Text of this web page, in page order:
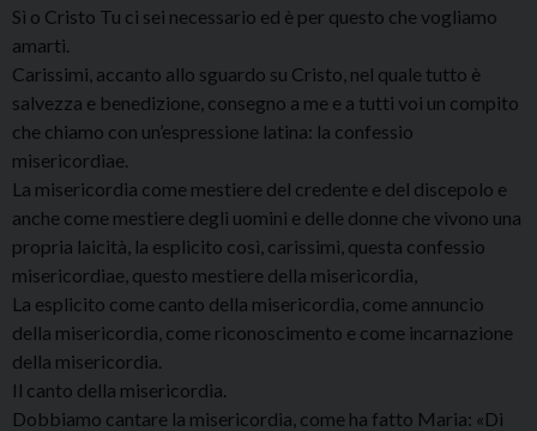
Sì o Cristo Tu ci sei necessario ed è per questo che vogliamo
amarti.
Carissimi, accanto allo sguardo su Cristo, nel quale tutto è
salvezza e benedizione, consegno a me e a tutti voi un compito
che chiamo con un’espressione latina: la confessio
misericordiae.
La misericordia come mestiere del credente e del discepolo e
anche come mestiere degli uomini e delle donne che vivono una
propria laicità, la esplicito così, carissimi, questa confessio
misericordiae, questo mestiere della misericordia,
La esplicito come canto della misericordia, come annuncio
della misericordia, come riconoscimento e come incarnazione
della misericordia.
Il canto della misericordia.
Dobbiamo cantare la misericordia, come ha fatto Maria: «Di